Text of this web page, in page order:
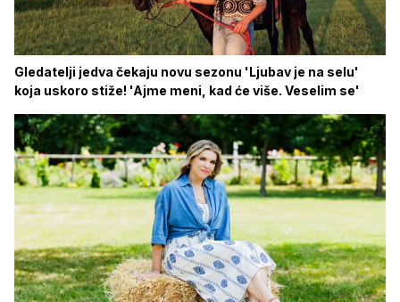
Gledatelji jedva čekaju novu sezonu 'Ljubav je na selu'
koja uskoro stiže! 'Ajme meni, kad će više. Veselim se'